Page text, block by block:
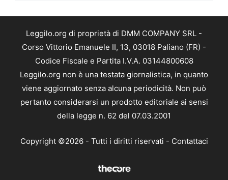
Leggilo.org di proprietà di DMM COMPANY SRL -
Corso Vittorio Emanuele II, 13, 03018 Paliano (FR) -
Codice Fiscale e Partita I.V.A. 03144800608
Leggilo.org non è una testata giornalistica, in quanto
viene aggiornato senza alcuna periodicità. Non può
pertanto considerarsi un prodotto editoriale ai sensi
della legge n. 62 del 07.03.2001
Copyright ©2026 - Tutti i diritti riservati - Contattaci